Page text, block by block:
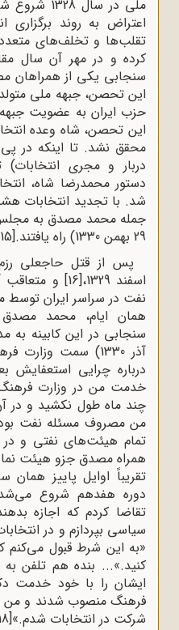
ملی در
اعتراض به روند
تقلب‌ها و تخلف‌های متعدد
کرده و در مهر آن سال
سنجابی یکی از همراهان
این تحصن، جبهه ملی
حزب ایران به عضویت
این تحصن، شاه وعده
محقق نشد. تا اینکه در
دربار و مجری انتخابات)
دستور محمدرضا شاه،
شد. با تجدید انتخابات
29 بهمن 1330) راه یافتند.
[15]
اسفند 1329،
[16]
و
نفت در سراسر ایران
همان ایام، محمد
سنجابی در این کابینه
آذر 1330) سمت وزارت فرهنگ را برعهده داشت.
خدمت من در وزارت
چند ماه طول نکشید و در
من مصروف مسئله‌ نفت
تمام هیئت‌‌های نفتی و در
همراه مصدق جزو هیئت
تقریباً اوایل پاییز
دوره‌ هفدهم شروع
تقاضا کردم که اجازه
سیاسی بپردازم و در
«به این شرط قبول می‌‌کنم
کنید.»... بنده هم تلفن
ایشان را با خود خدمت
فرهنگ منصوب شدند و من
شرکت در انتخابات شدم.»[18]